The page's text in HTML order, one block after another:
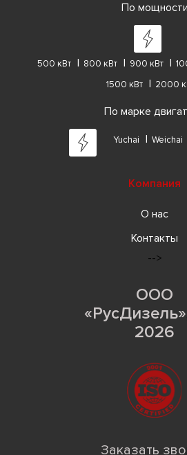
По мощности
500 кВт 800 кВт 900 кВт
1500 кВт
2000
По марке
Yuchai Weichai
Компания
О нас
Контакты
-->
ООО
2026
Заказать